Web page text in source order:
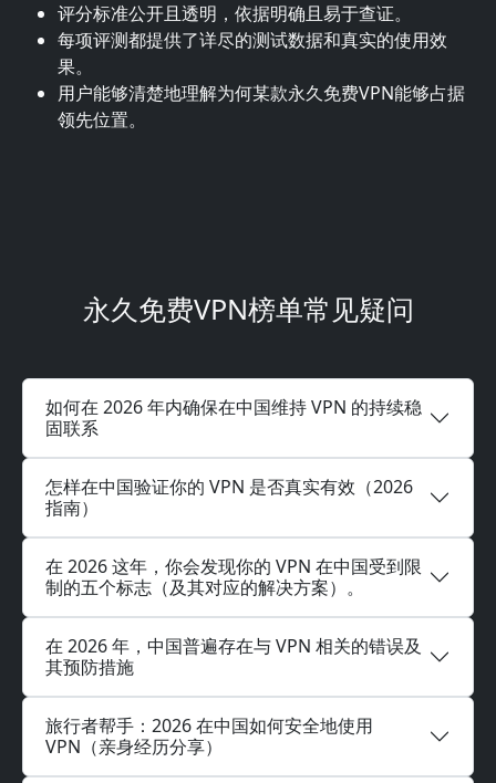
评分标准公开且透明，依据明确且易于查证。
每项评测都提供了详尽的测试数据和真实的使用效
果。
用户能够清楚地理解为何某款永久免费VPN能够占据
领先位置。
永久免费VPN榜单常见疑问
如何在 2026 年内确保在中国维持 VPN 的持续稳
固联系
怎样在中国验证你的 VPN 是否真实有效（2026
指南）
在 2026 这年，你会发现你的 VPN 在中国受到限
制的五个标志（及其对应的解决方案）。
在 2026 年，中国普遍存在与 VPN 相关的错误及
其预防措施
旅行者帮手：2026 在中国如何安全地使用
VPN（亲身经历分享）